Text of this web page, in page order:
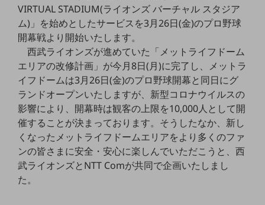
運用管理
業務支援・マーケティング
災害対策・BCP
課題・ニーズで探す
課題・ニーズで探すTOP
コミュニケーション・情報共有
マーケティング
業務効率化
災害対策
VIRTUAL STADIUM(ライオンズ バーチャル スタジア
ム)」を始めとしたサービスを3月26日(金)のプロ野球
開幕戦より開始いたします。
西武ライオンズが進めていた「メットライフドーム
エリアの改修計画」が今月8日(月)に完了し、メットラ
イフドームは3月26日(金)のプロ野球開幕と同日にグ
ランドオープンいたしますが、新型コロナウイルスの
影響により、開幕時は観客の上限を10,000人として開
催することが決まっております。そうしたなか、新し
くなったメットライフドームエリアをより多くのファ
ンの皆さまに安全・安心に楽しんでいただこうと、西
武ライオンズとNTT Comが共同で企画いたしまし
た。